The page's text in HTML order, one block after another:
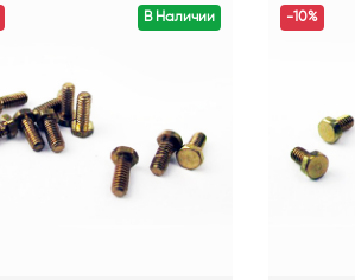
В Наличии -10%